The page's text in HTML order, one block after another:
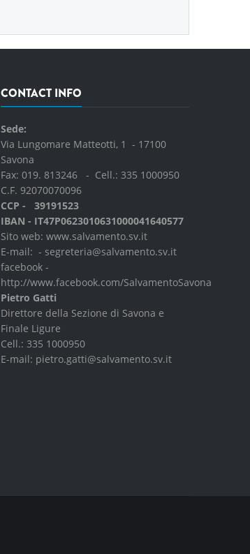
CONTACT INFO
Sede:
Via Lungomare Matteotti, 1 - 17100
Savona
Fax: 019. 813246 - Cell.: 335 1000950
C.F. 92070070096
CCP - 39191523
IBAN - IT47P0623010631000041640577
Sito web: www.salvamento.sv.it
E-mail: - segreteria@salvamento.sv.it
facebook -
http://www.facebook.com/SalvamentoSavona
Pietro Gatti
Direttore della Sezione di Savona e
Finale Ligure
Cell.: 335 1000950
E-mail: pietro.gatti@salvamento.sv.it